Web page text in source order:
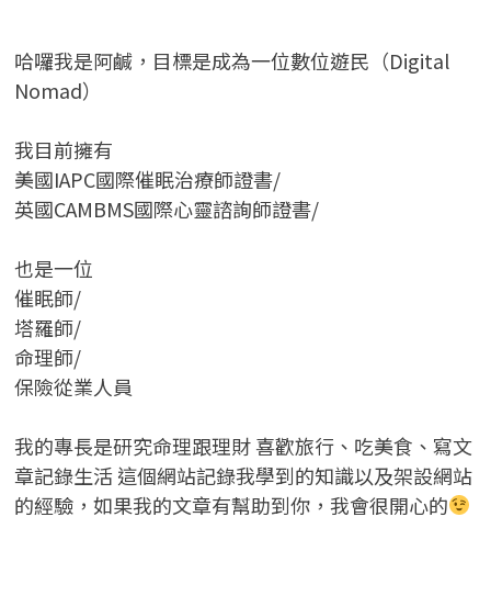
哈囉我是阿鹹，目標是成為一位數位遊民（Digital
Nomad）
我目前擁有
美國IAPC國際催眠治療師證書/
英國CAMBMS國際心靈諮詢師證書/
也是一位
催眠師/
塔羅師/
命理師/
保險從業人員
我的專長是研究命理跟理財 喜歡旅行、吃美食、寫文
章記錄生活 這個網站記錄我學到的知識以及架設網站
的經驗，如果我的文章有幫助到你，我會很開心的